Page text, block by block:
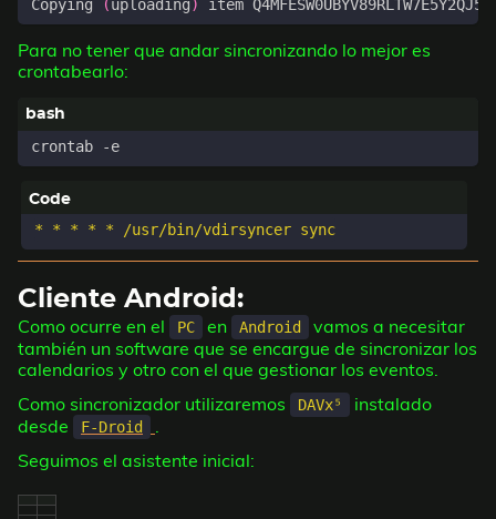
item:
uploading)
Para no tener que andar sincronizando lo mejor es
crontabearlo: